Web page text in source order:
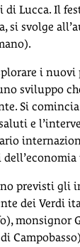
di Lucca. Il
si svolge
i
sviluppo
Si
e
previsti gli
dei Verdi
monsignor